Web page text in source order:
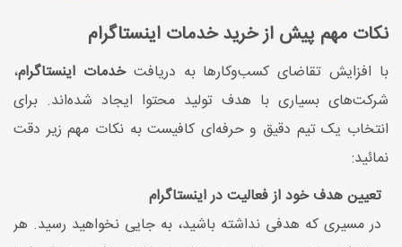
نکات مهم پیش از خرید خدمات اینستاگرام
با افزایش تقاضای کسب‌و‌کارها به دریافتخدمات اینستاگرام،
شرکت‌های بسیاری با هدف تولید محتوا ایجاد شده‌اند. برای
انتخاب یک تیم دقیق و حرفه‌ای کافیست به نکات مهم زیر دقت
نمائید:
تعیین هدف خود از فعالیت در اینستاگرام
در مسیری که هدفی نداشته باشید، به جایی نخواهید رسید. هر